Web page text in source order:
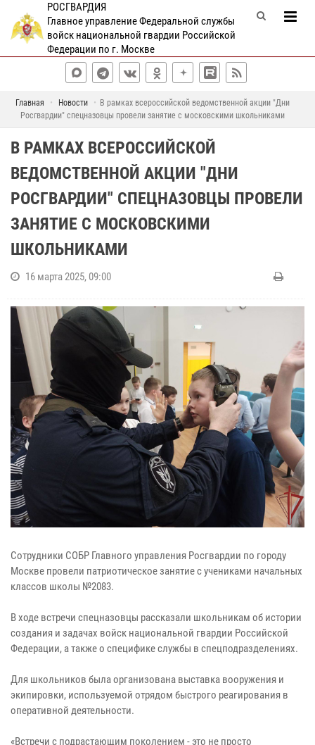
РОСГВАРДИЯ
Главное управление Федеральной службы
войск национальной гвардии Российской
Федерации по г. Москве
Главная Новости
В рамках всероссийской ведомственной акции "Дни
Росгвардии" спецназовцы провели занятие с московскими школьниками
В РАМКАХ ВСЕРОССИЙСКОЙ
ВЕДОМСТВЕННОЙ АКЦИИ "ДНИ
РОСГВАРДИИ" СПЕЦНАЗОВЦЫ ПРОВЕЛИ
ЗАНЯТИЕ С МОСКОВСКИМИ
ШКОЛЬНИКАМИ
16 марта 2025, 09:00
Сотрудники СОБР Главного управления Росгвардии по городу
Москве провели патриотическое занятие с учениками начальных
классов школы №2083.
В ходе встречи спецназовцы рассказали школьникам об истории
создания и задачах войск национальной гвардии Российской
Федерации, а также о специфике службы в спецподразделениях.
Для школьников была организована выставка вооружения и
экипировки, используемой отрядом быстрого реагирования в
оперативной деятельности.
«Встречи с подрастающим поколением - это не просто